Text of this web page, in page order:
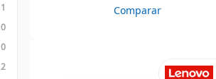
1
0
0
2
Comparar